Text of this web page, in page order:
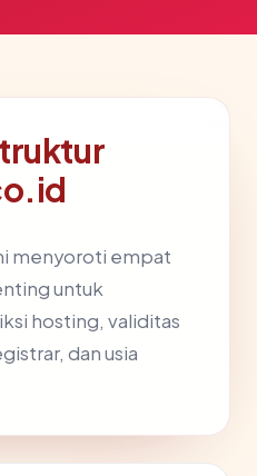
menyoroti empat
untuk
hosting, validitas
dan usia